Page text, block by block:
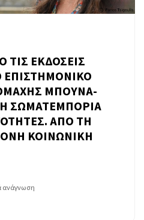
ΕΚΔΟΣΕΙΣ
ΜΠΟΥΝΑ-
ΣΩΜΑΤΕΜΠΟΡΙΑ
ΑΠΟ ΤΗ
ΚΟΙΝΩΝΙΚΗ
ανάγνωση